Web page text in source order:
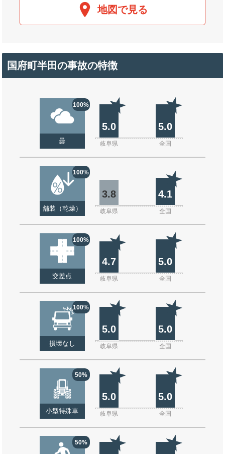
地図で見る
国府町半田の事故の特徴
100%
曇
5.0 5.0
岐阜県 全国
100%
舗装（乾燥）
3.8 4.1
岐阜県 全国
100%
交差点
4.7 5.0
岐阜県 全国
100%
損壊なし
5.0 5.0
岐阜県 全国
50%
小型特殊車
5.0 5.0
岐阜県 全国
50%